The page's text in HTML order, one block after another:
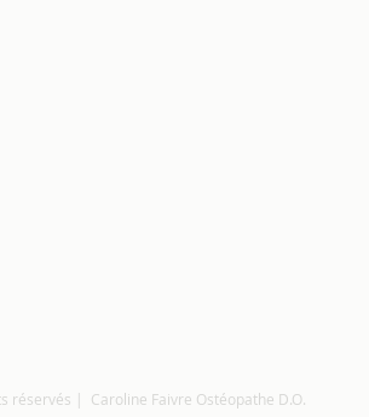
réservés | Caroline Faivre Ostéopathe D.O.